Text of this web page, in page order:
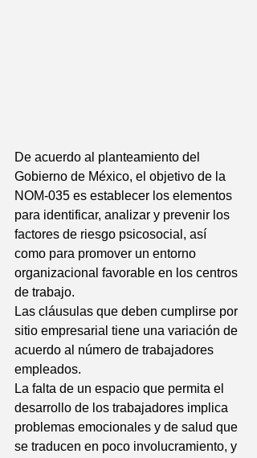
De acuerdo al planteamiento del
Gobierno de México, el objetivo de la
NOM-035 es establecer los elementos
para identificar, analizar y prevenir los
factores de riesgo psicosocial, así
como para promover un entorno
organizacional favorable en los centros
de trabajo.
Las cláusulas que deben cumplirse por
sitio empresarial tiene una variación de
acuerdo al número de trabajadores
empleados.
La falta de un espacio que permita el
desarrollo de los trabajadores implica
problemas emocionales y de salud que
se traducen en poco involucramiento, y